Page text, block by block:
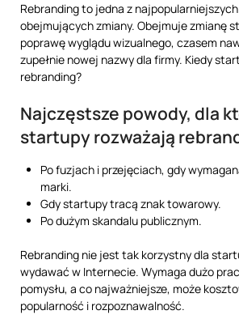
Rebranding to jedna z najpopularniejszych
obejmujących zmiany. Obejmuje zmianę
poprawę wyglądu wizualnego, czasem
zupełnie nowej nazwy dla firmy. Kiedy
rebranding?
Najczęstsze powody, dla
startupy rozważają
Po fuzjach i przejęciach, gdy
marki.
Gdy startupy tracą znak towarowy.
Po dużym skandalu publicznym.
Rebranding nie jest tak korzystny dla
wydawać w Internecie. Wymaga dużo
pomysłu, a co najważniejsze, może
popularność i rozpoznawalność.